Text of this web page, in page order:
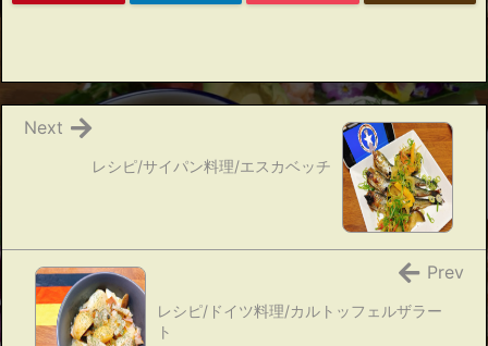
レシピ/サイパン料理/エスカベッチ
Next
レシピ/ドイツ料理/カルトッフェルザラー
ト
Prev